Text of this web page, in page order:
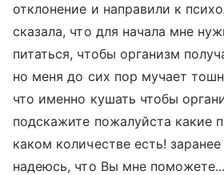
отклонение и направили к
сказала, что для начала мне
питаться, чтобы организм
но меня до сих пор мучает
что именно кушать чтобы
подскажите пожалуйста какие
каком количестве есть!
надеюсь, что Вы мне